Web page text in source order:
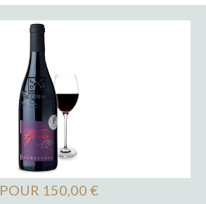
POUR 150,00 €